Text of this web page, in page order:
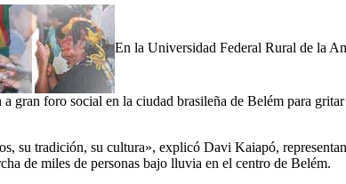
En la Universidad Federal Rural de la
gran foro social en la ciudad brasileña de Belém para
su tradición, su cultura», explicó Davi Kaiapó,
de miles de personas bajo lluvia en el centro de Belém.